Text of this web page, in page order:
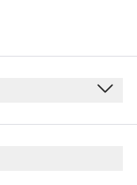
00:00 - 23:59